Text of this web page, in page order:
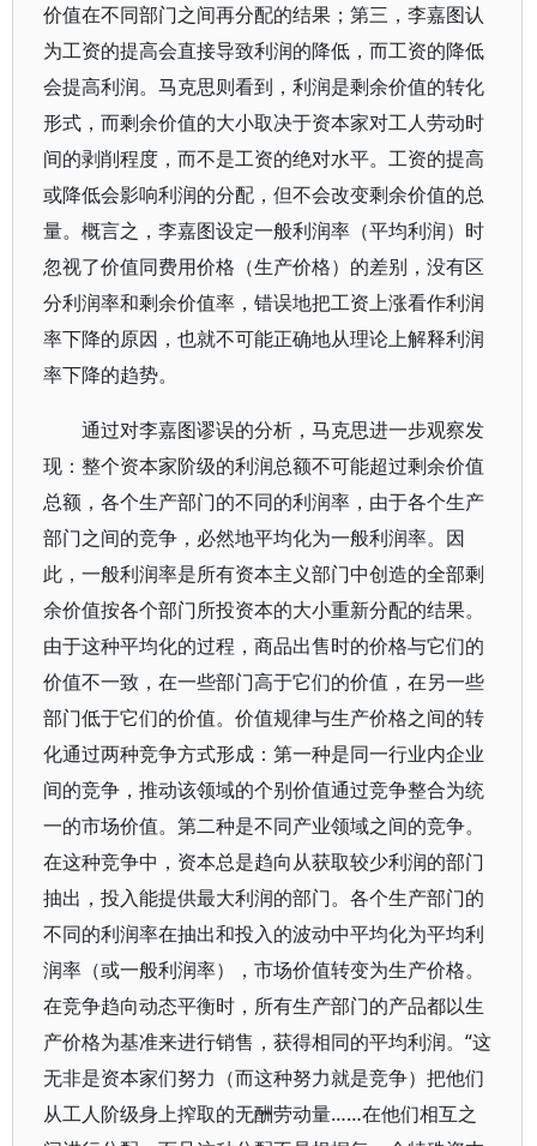
价值在不同部门之间再分配的结果；第三，李嘉图认
为工资的提高会直接导致利润的降低，而工资的降低
会提高利润。马克思则看到，利润是剩余价值的转化
形式，而剩余价值的大小取决于资本家对工人劳动时
间的剥削程度，而不是工资的绝对水平。工资的提高
或降低会影响利润的分配，但不会改变剩余价值的总
量。概言之，李嘉图设定一般利润率（平均利润）时
忽视了价值同费用价格（生产价格）的差别，没有区
分利润率和剩余价值率，错误地把工资上涨看作利润
率下降的原因，也就不可能正确地从理论上解释利润
率下降的趋势。
通过对李嘉图谬误的分析，马克思进一步观察发
现：整个资本家阶级的利润总额不可能超过剩余价值
总额，各个生产部门的不同的利润率，由于各个生产
部门之间的竞争，必然地平均化为一般利润率。因
此，一般利润率是所有资本主义部门中创造的全部剩
余价值按各个部门所投资本的大小重新分配的结果。
由于这种平均化的过程，商品出售时的价格与它们的
价值不一致，在一些部门高于它们的价值，在另一些
部门低于它们的价值。价值规律与生产价格之间的转
化通过两种竞争方式形成：第一种是同一行业内企业
间的竞争，推动该领域的个别价值通过竞争整合为统
一的市场价值。第二种是不同产业领域之间的竞争。
在这种竞争中，资本总是趋向从获取较少利润的部门
抽出，投入能提供最大利润的部门。各个生产部门的
不同的利润率在抽出和投入的波动中平均化为平均利
润率（或一般利润率），市场价值转变为生产价格。
在竞争趋向动态平衡时，所有生产部门的产品都以生
产价格为基准来进行销售，获得相同的平均利润。“这
无非是资本家们努力（而这种努力就是竞争）把他们
从工人阶级身上搾取的无酬劳动量……在他们相互之